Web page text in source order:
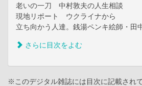
老いの一刀 中村敦夫の人生相談
現地リポート ウクライナから
立ち向かう人達。銭湯ペンキ絵師・田
さらに目次をよむ
※このデジタル雑誌には目次に記載され